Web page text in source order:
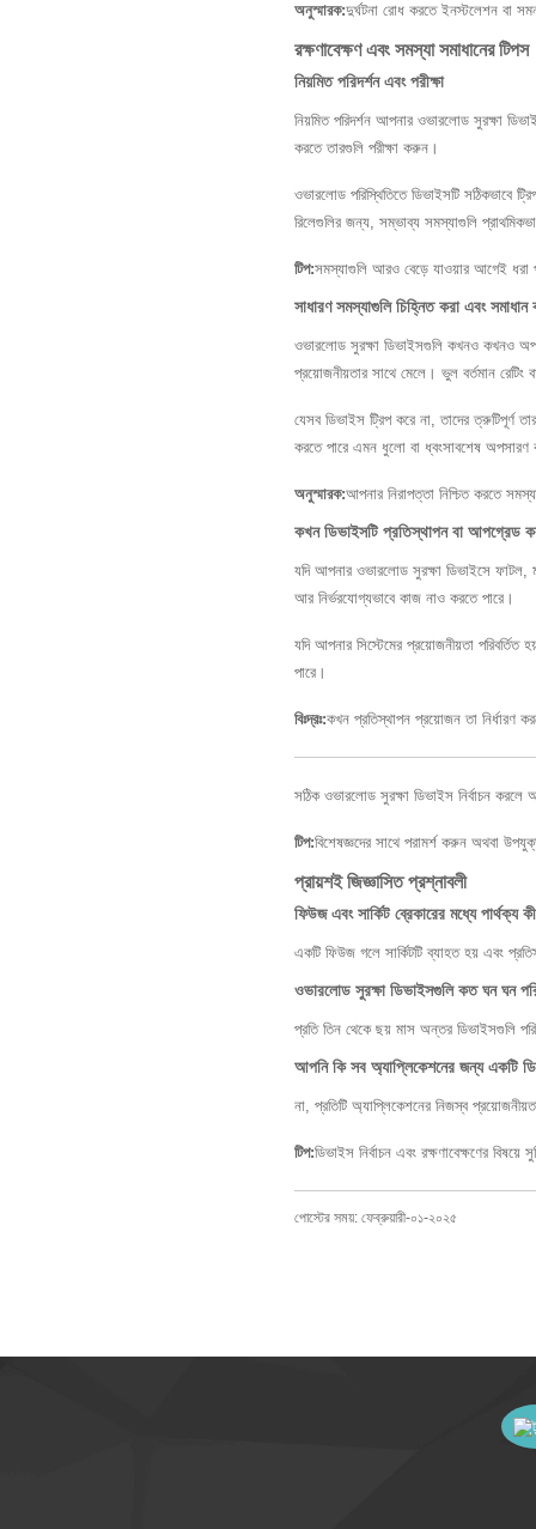
অনুস্মারক:দুর্ঘটনা রোধ করতে ইনস্টলেশন বা
রক্ষণাবেক্ষণ এবং সমস্যা সমাধানের টিপস
নিয়মিত পরিদর্শন এবং পরীক্ষা
নিয়মিত পরিদর্শন আপনার ওভারলোড সুরক্ষা
করতে তারগুলি পরীক্ষা করুন।
ওভারলোড পরিস্থিতিতে ডিভাইসটি সঠিকভাবে
রিলেগুলির জন্য, সম্ভাব্য সমস্যাগুলি
টিপ:সমস্যাগুলি আরও বেড়ে যাওয়ার আগেই ধরা
সাধারণ সমস্যাগুলি চিহ্নিত করা এবং সমাধান
ওভারলোড সুরক্ষা ডিভাইসগুলি কখনও কখনও
প্রয়োজনীয়তার সাথে মেলে। ভুল বর্তমান
যেসব ডিভাইস ট্রিপ করে না, তাদের ত্রুটিপূর্ণ
করতে পারে এমন ধুলো বা ধ্বংসাবশেষ অপসারণ
অনুস্মারক:আপনার নিরাপত্তা নিশ্চিত করতে
কখন ডিভাইসটি প্রতিস্থাপন বা আপগ্রেড
যদি আপনার ওভারলোড সুরক্ষা ডিভাইসে ফাটল,
আর নির্ভরযোগ্যভাবে কাজ নাও করতে পারে।
যদি আপনার সিস্টেমের প্রয়োজনীয়তা
পারে।
বিঃদ্রঃ:কখন প্রতিস্থাপন প্রয়োজন তা নির্ধারণ
সঠিক ওভারলোড সুরক্ষা ডিভাইস নির্বাচন করলে
টিপ:বিশেষজ্ঞদের সাথে পরামর্শ করুন অথবা
প্রায়শই জিজ্ঞাসিত প্রশ্নাবলী
ফিউজ এবং সার্কিট ব্রেকারের মধ্যে পার্থক্য
একটি ফিউজ গলে সার্কিটটি ব্যাহত হয় এবং
ওভারলোড সুরক্ষা ডিভাইসগুলি কত ঘন ঘন
প্রতি তিন থেকে ছয় মাস অন্তর ডিভাইসগুলি
আপনি কি সব অ্যাপ্লিকেশনের জন্য একটি
না, প্রতিটি অ্যাপ্লিকেশনের নিজস্ব
টিপ:ডিভাইস নির্বাচন এবং রক্ষণাবেক্ষণের বিষয়ে
পোস্টের সময়: ফেব্রুয়ারী-০১-২০২৫